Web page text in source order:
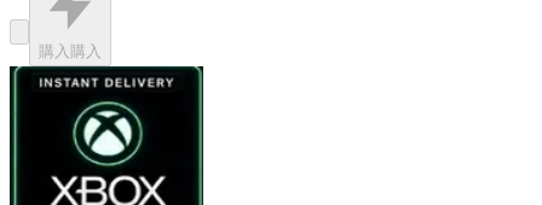
購入 購入